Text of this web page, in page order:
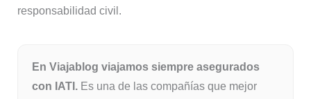
responsabilidad civil.
En Viajablog viajamos siempre asegurados
con IATI.Es una de las compañías que mejor